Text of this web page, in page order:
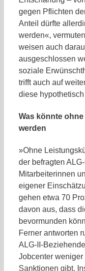
gegen Pflichten
Anteil dürfte
werden«,
weisen auch
ausgeschlossen
soziale
trifft auch auf
diese
Was könnte
werden
»Ohne
der befragten
Mitarbeiterinnen
eigener
gehen etwa 70
davon aus, dass
bevormunden
Ferner antworten
ALG-II-
Jobcenter
Sanktionen gibt.